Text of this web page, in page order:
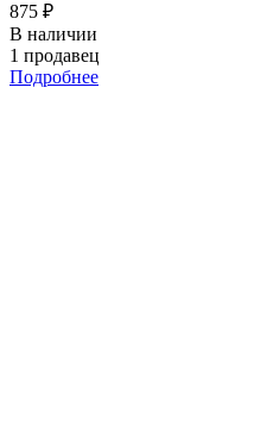
875 ₽
В наличии
1 продавец
Подробнее